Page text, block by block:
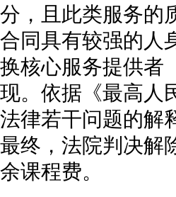
分，且此类服务的
合同具有较强的人
换核心服务提供者
现。依据《最高人
法律若干问题的解
最终，法院判决解
余课程费。